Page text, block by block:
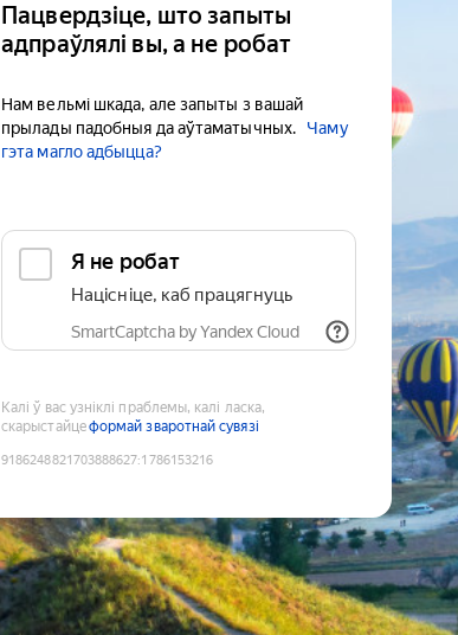
Пацвердзіце, што запыты
адпраўлялі вы, а не робат
Нам вельмі шкада, але запыты з вашай
прылады падобныя да аўтаматычных.
Чаму
гэта магло адбыцца?
Я не робат
Націсніце, каб працягнуць
SmartCaptcha by Yandex Cloud
Калі ў вас узніклі праблемы, калі ласка,
скарыстайцеформай зваротнай сувязі
9186248821703888627:1786153216